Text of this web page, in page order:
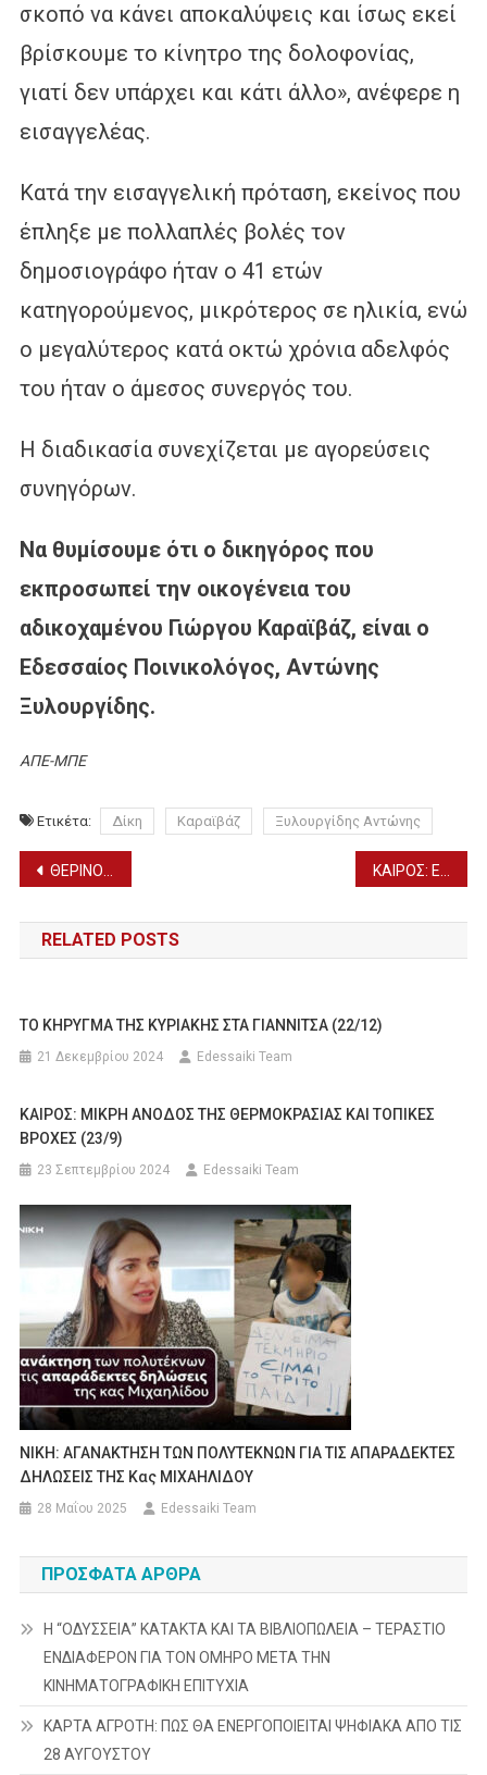
σκοπό να κάνει αποκαλύψεις και ίσως εκεί
βρίσκουμε το κίνητρο της δολοφονίας,
γιατί δεν υπάρχει και κάτι άλλο», ανέφερε η
εισαγγελέας.
Κατά την εισαγγελική πρόταση, εκείνος που
έπληξε με πολλαπλές βολές τον
δημοσιογράφο ήταν ο 41 ετών
κατηγορούμενος, μικρότερος σε ηλικία, ενώ
ο μεγαλύτερος κατά οκτώ χρόνια αδελφός
του ήταν ο άμεσος συνεργός του.
Η διαδικασία συνεχίζεται με αγορεύσεις
συνηγόρων.
Να θυμίσουμε ότι ο δικηγόρος που
εκπροσωπεί την οικογένεια του
αδικοχαμένου Γιώργου Καραϊβάζ, είναι ο
Εδεσσαίος Ποινικολόγος, Αντώνης
Ξυλουργίδης.
ΑΠΕ-ΜΠΕ
Ετικέτα: Δίκη Καραϊβάζ Ξυλουργίδης Αντώνης
Πλοήγηση
άρθρων
ΘΕΡΙΝΟ ΣΙΝΕΜΑ ΕΔΕΣΣΑΣ – ΝΥΧΤΕΡΙΝΟΣ ΕΚΦΩΝΗΤΗΣ – ΠΡΟΒΟΛΕΣ 29 – 31/7
RELATED POSTS
TO KHΡΥΓΜΑ ΤΗΣ ΚΥΡΙΑΚΗΣ ΣΤΑ ΓΙΑΝΝΙΤΣΑ (22/12)
21 Δεκεμβρίου 2024 Edessaiki Team
ΚΑΙΡΟΣ: ΜΙΚΡΗ ΑΝΟΔΟΣ ΤΗΣ ΘΕΡΜΟΚΡΑΣΙΑΣ ΚΑΙ ΤΟΠΙΚΕΣ
ΒΡΟΧΕΣ (23/9)
23 Σεπτεμβρίου 2024 Edessaiki Team
ΝΙΚΗ: ΑΓΑΝΑΚΤΗΣΗ ΤΩΝ ΠΟΛΥΤΕΚΝΩΝ ΓΙΑ ΤΙΣ ΑΠΑΡΑΔΕΚΤΕΣ
ΔΗΛΩΣΕΙΣ ΤΗΣ Κας ΜΙΧΑΗΛΙΔΟΥ
28 Μαΐου 2025 Edessaiki Team
ΠΡΌΣΦΑΤΑ ΆΡΘΡΑ
Η “ΟΔΥΣΣΕΙΑ” ΚΑΤΑΚΤΑ ΚΑΙ ΤΑ ΒΙΒΛΙΟΠΩΛΕΙΑ – ΤΕΡΑΣΤΙΟ
ΕΝΔΙΑΦΕΡΟΝ ΓΙΑ ΤΟΝ ΟΜΗΡΟ ΜΕΤΑ ΤΗΝ
ΚΙΝΗΜΑΤΟΓΡΑΦΙΚΗ ΕΠΙΤΥΧΙΑ
ΚΑΡΤΑ ΑΓΡΟΤΗ: ΠΩΣ ΘΑ ΕΝΕΡΓΟΠΟΙΕΙΤΑΙ ΨΗΦΙΑΚΑ ΑΠΟ ΤΙΣ
28 ΑΥΓΟΥΣΤΟΥ